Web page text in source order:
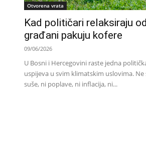
Otvorena vrata
Kad političari relaksiraju
građani pakuju kofere
09/06/2026
U Bosni i Hercegovini raste jedna
uspijeva u svim klimatskim uslovima.
suše, ni poplave, ni inflacija, ni...